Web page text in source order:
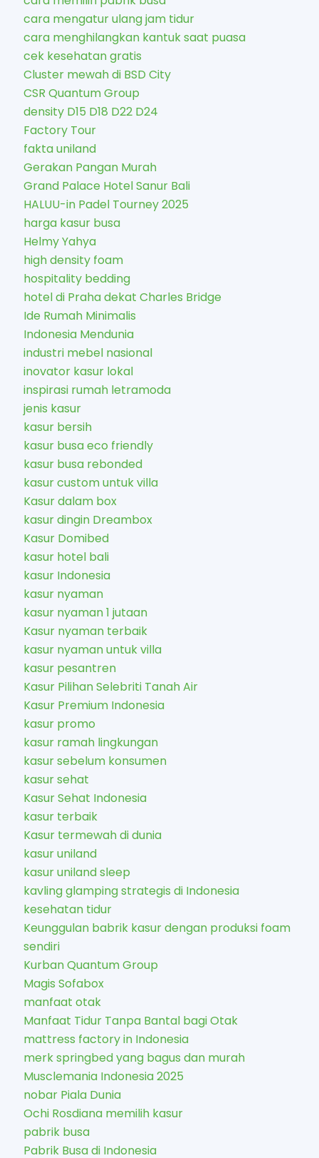
cara mengatur ulang jam tidur
cara menghilangkan kantuk saat puasa
cek kesehatan gratis
Cluster mewah di BSD City
CSR Quantum Group
density D15 D18 D22 D24
Factory Tour
fakta uniland
Gerakan Pangan Murah
Grand Palace Hotel Sanur Bali
HALUU-in Padel Tourney 2025
harga kasur busa
Helmy Yahya
high density foam
hospitality bedding
hotel di Praha dekat Charles Bridge
Ide Rumah Minimalis
Indonesia Mendunia
industri mebel nasional
inovator kasur lokal
inspirasi rumah letramoda
jenis kasur
kasur bersih
kasur busa eco friendly
kasur busa rebonded
kasur custom untuk villa
Kasur dalam box
kasur dingin Dreambox
Kasur Domibed
kasur hotel bali
kasur Indonesia
kasur nyaman
kasur nyaman 1 jutaan
Kasur nyaman terbaik
kasur nyaman untuk villa
kasur pesantren
Kasur Pilihan Selebriti Tanah Air
Kasur Premium Indonesia
kasur promo
kasur ramah lingkungan
kasur sebelum konsumen
kasur sehat
Kasur Sehat Indonesia
kasur terbaik
Kasur termewah di dunia
kasur uniland
kasur uniland sleep
kavling glamping strategis di Indonesia
kesehatan tidur
Keunggulan babrik kasur dengan produksi foam
sendiri
Kurban Quantum Group
Magis Sofabox
manfaat otak
Manfaat Tidur Tanpa Bantal bagi Otak
mattress factory in Indonesia
merk springbed yang bagus dan murah
Musclemania Indonesia 2025
nobar Piala Dunia
Ochi Rosdiana memilih kasur
pabrik busa
Pabrik Busa di Indonesia